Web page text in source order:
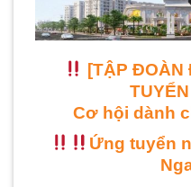
[TẬP ĐOÀN
Cơ hội dành
Ứng tuyển